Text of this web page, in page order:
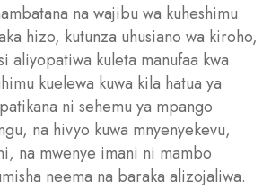
na wajibu wa kuheshimu
hizo, kutunza uhusiano wa kiroho,
aliyopatiwa kuleta manufaa kwa
kuelewa kuwa kila hatua ya
ni sehemu ya mpango
na hivyo kuwa mnyenyekevu,
na mwenye imani ni mambo
neema na baraka alizojaliwa.